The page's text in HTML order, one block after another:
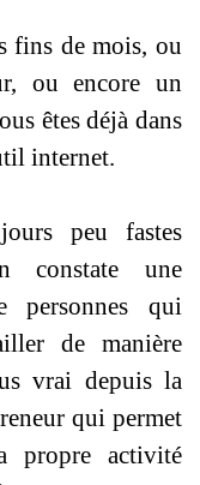
fins de mois, ou
ou encore un
êtes déjà dans
internet.
peu fastes
constate une
personnes qui
de manière
vrai depuis la
qui permet
propre activité